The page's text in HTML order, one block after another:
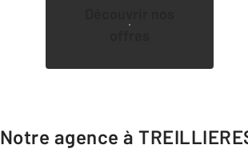
Notre agence à